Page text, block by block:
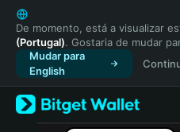
English
日本語
Tiếng Việt
Русский
Español (Latinoamérica)
Türkçe
Italiano
De momento, está a visualizar
(Portugal). Gostaria de mudar
Mudar para
English